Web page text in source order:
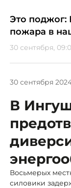
Это
пожара в
30 сентября,
30 сентября
В
Восьмерых
силовики